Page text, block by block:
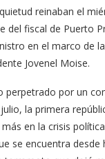
reinaban el
del fiscal de Puer­to
en el marco de
Jovenel Moise.
perpetrado por un
la primera
en la crisis
se encuentra desde